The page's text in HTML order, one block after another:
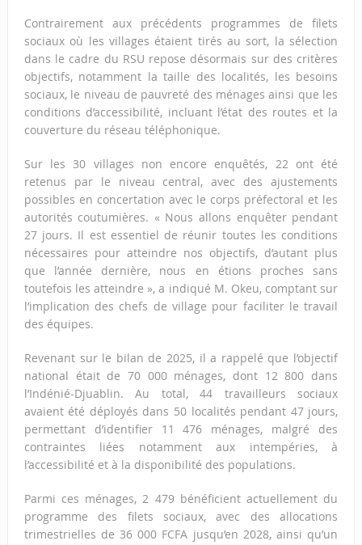
Contrairement aux précédents programmes de filets
sociaux où les villages étaient tirés au sort, la sélection
dans le cadre du RSU repose désormais sur des critères
objectifs, notamment la taille des localités, les besoins
sociaux, le niveau de pauvreté des ménages ainsi que les
conditions d’accessibilité, incluant l’état des routes et la
couverture du réseau téléphonique.
Sur les 30 villages non encore enquêtés, 22 ont été
retenus par le niveau central, avec des ajustements
possibles en concertation avec le corps préfectoral et les
autorités coutumières. « Nous allons enquêter pendant
27 jours. Il est essentiel de réunir toutes les conditions
nécessaires pour atteindre nos objectifs, d’autant plus
que l’année dernière, nous en étions proches sans
toutefois les atteindre », a indiqué M. Okeu, comptant sur
l’implication des chefs de village pour faciliter le travail
des équipes.
Revenant sur le bilan de 2025, il a rappelé que l’objectif
national était de 70 000 ménages, dont 12 800 dans
l’Indénié-Djuablin. Au total, 44 travailleurs sociaux
avaient été déployés dans 50 localités pendant 47 jours,
permettant d’identifier 11 476 ménages, malgré des
contraintes liées notamment aux intempéries, à
l’accessibilité et à la disponibilité des populations.
Parmi ces ménages, 2 479 bénéficient actuellement du
programme des filets sociaux, avec des allocations
trimestrielles de 36 000 FCFA jusqu’en 2028, ainsi qu’un